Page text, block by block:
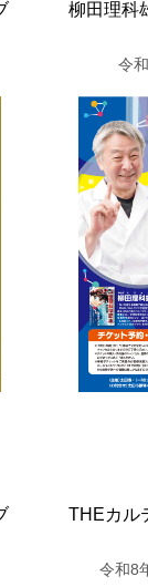
柳田理科
令
THEカル
令和8